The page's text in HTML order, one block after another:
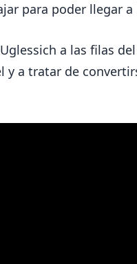
para poder llegar a
a las filas
y a tratar de